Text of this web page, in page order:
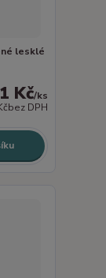
lesklé
Kč/ks
bez DPH